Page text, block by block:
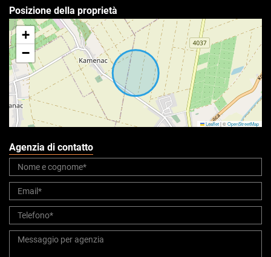
Posizione della proprietà
+
−
Leaflet|©OpenStreetMap
Agenzia di contatto